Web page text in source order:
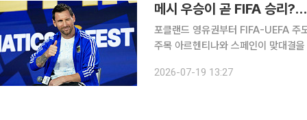
메시 우승이 곧 FIFA 승리
포클랜드 영유권부터 FIFA-UEFA 주
주목 아르헨티나와 스페인이 맞대결을 펼치는 19일(현지시간) 북중미 2026 월드컵 결승전은 축구
잉글랜드와의 준경실전에서 자국 영
2026-07-19 13:27